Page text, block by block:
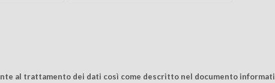
al trattamento dei dati così come descritto nel documento